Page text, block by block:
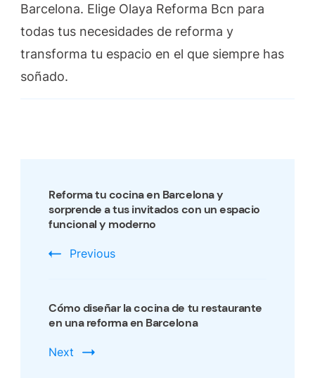
Barcelona. Elige Olaya Reforma Bcn para
todas tus necesidades de reforma y
transforma tu espacio en el que siempre has
soñado.
Navigation
Reforma tu cocina en Barcelona y
sorprende a tus invitados con un espacio
funcional y moderno
Previous
Cómo diseñar la cocina de tu restaurante
en una reforma en Barcelona
Next